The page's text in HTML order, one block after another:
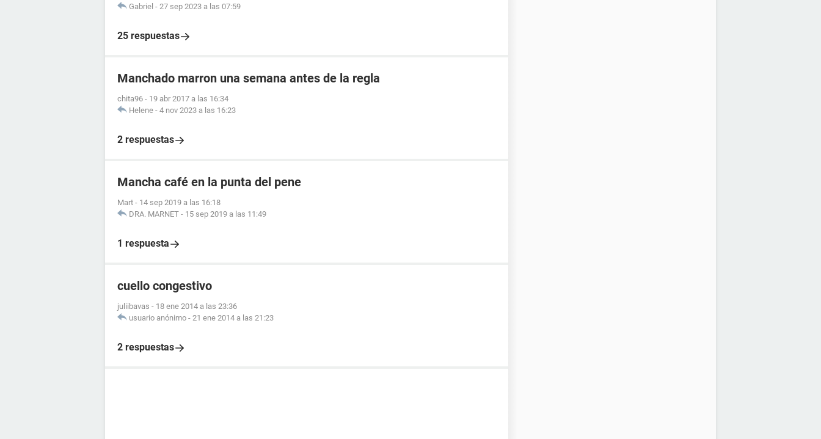
Gabriel - 27 sep 2023 a las 07:59
25 respuestas
Manchado marron una semana antes de la regla
chita96 - 19 abr 2017 a las 16:34
Helene - 4 nov 2023 a las 16:23
2 respuestas
Mancha café en la punta del pene
Mart - 14 sep 2019 a las 16:18
DRA. MARNET - 15 sep 2019 a las 11:49
1 respuesta
cuello congestivo
juliibavas - 18 ene 2014 a las 23:36
usuario anónimo - 21 ene 2014 a las 21:23
2 respuestas